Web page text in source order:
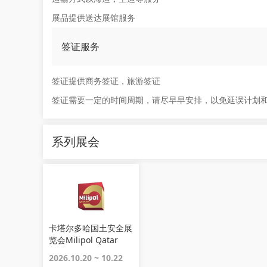
展品提供送达展馆服务
签证服务
签证提供商务签证，旅游签证
签证需要一定的时间周期，请尽早早安排，以免延误计划
系列展会
卡塔尔多哈国土安全展
览会Milipol Qatar
2026.10.20 ~ 10.22